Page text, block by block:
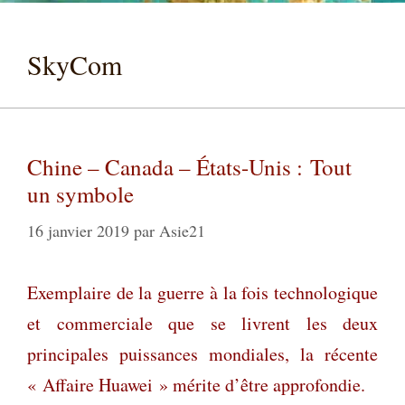
SkyCom
Chine – Canada – États-Unis : Tout
un symbole
16 janvier 2019 par Asie21
Exemplaire de la guerre à la fois technologique
et commerciale que se livrent les deux
principales puissances mondiales, la récente
« Affaire Huawei » mérite d’être approfondie.